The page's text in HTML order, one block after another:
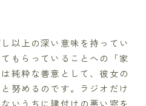
以上の深い意味を持ってい
もらっていることへの「家
純粋な善意として、彼女の
努めるのです。ラジオだけ
いうちに建付けの悪い窓を